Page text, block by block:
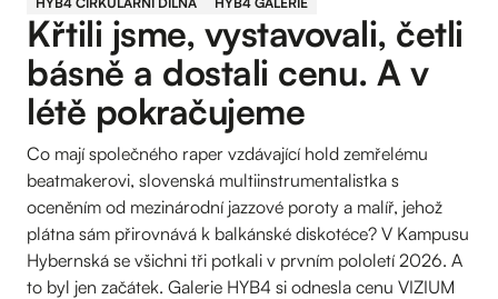
Křtili jsme, vystavovali, četli
básně a dostali cenu. A v
létě pokračujeme
Co mají společného raper vzdávající hold zemřelému
beatmakerovi, slovenská multiinstrumentalistka s
oceněním od mezinárodní jazzové poroty a malíř, jehož
plátna sám přirovnává k balkánské diskotéce? V Kampusu
Hybernská se všichni tři potkali v prvním pololetí 2026. A
to byl jen začátek. Galerie HYB4 si odnesla cenu VIZIUM